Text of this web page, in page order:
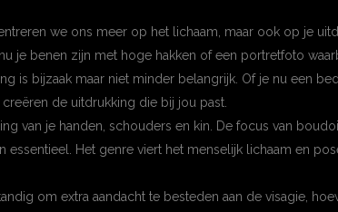
we ons meer op het lichaam, maar ook op je
je benen zijn met hoge hakken of een portretfoto
is bijzaak maar niet minder belangrijk. Of je nu een
de uitdrukking die bij jou past.
van je handen, schouders en kin. De focus van
Het genre viert het menselijk lichaam en
om extra aandacht te besteden aan de visagie,